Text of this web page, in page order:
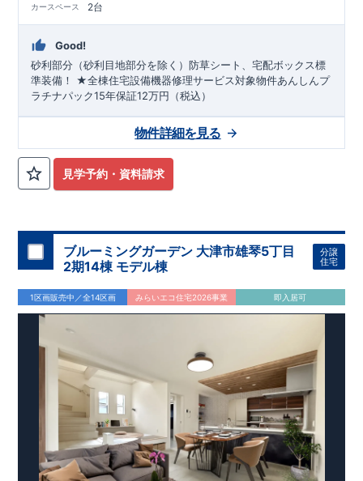
カースペース 2台
Good!
砂利部分（砂利目地部分を除く）防草シート、宅配ボックス標
準装備！ ★全棟住宅設備機器修理サービス対象物件あんしんプ
ラチナパック15年保証12万円（税込）
見学予約・資料請求
物件詳細を見る
ブルーミングガーデン 大津市雄琴5丁目
2期14棟 モデル棟
分譲
住宅
1区画販売中／全14区画 みらいエコ住宅2026事業 即入居可